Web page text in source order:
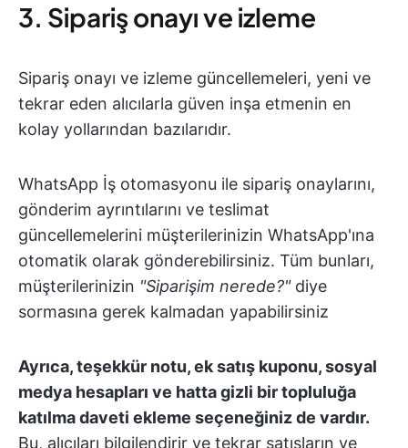
3. Sipariş onayı ve izleme
Sipariş onayı ve izleme güncellemeleri, yeni ve
tekrar eden alıcılarla güven inşa etmenin en
kolay yollarından bazılarıdır.
WhatsApp İş otomasyonu ile sipariş onaylarını,
gönderim ayrıntılarını ve teslimat
güncellemelerini müşterilerinizin WhatsApp'ına
otomatik olarak gönderebilirsiniz. Tüm bunları,
müşterilerinizin "Siparişim nerede?"diye
sormasına gerek kalmadan yapabilirsiniz
Ayrıca, teşekkür notu, ek satış kuponu, sosyal
medya hesapları ve hatta gizli bir topluluğa
katılma daveti ekleme seçeneğiniz de vardır.
Bu, alıcıları bilgilendirir ve tekrar satışların ve